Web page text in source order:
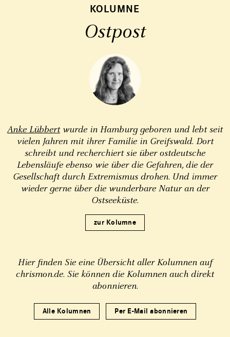
KOLUMNE
Ostpost
Anke Lübbertwurde in Hamburg geboren und lebt seit
vielen Jahren mit ihrer Familie in Greifswald. Dort
schreibt und recherchiert sie über ostdeutsche
Lebensläufe ebenso wie über die Gefahren, die der
Gesellschaft durch Extremismus drohen. Und immer
wieder gerne über die wunderbare Natur an der
Ostseeküste.
zur Kolumne
Hier finden Sie eine Übersicht aller Kolumnen auf
chrismon.de. Sie können die Kolumnen auch direkt
abonnieren.
Alle Kolumnen Per E-Mail abonnieren